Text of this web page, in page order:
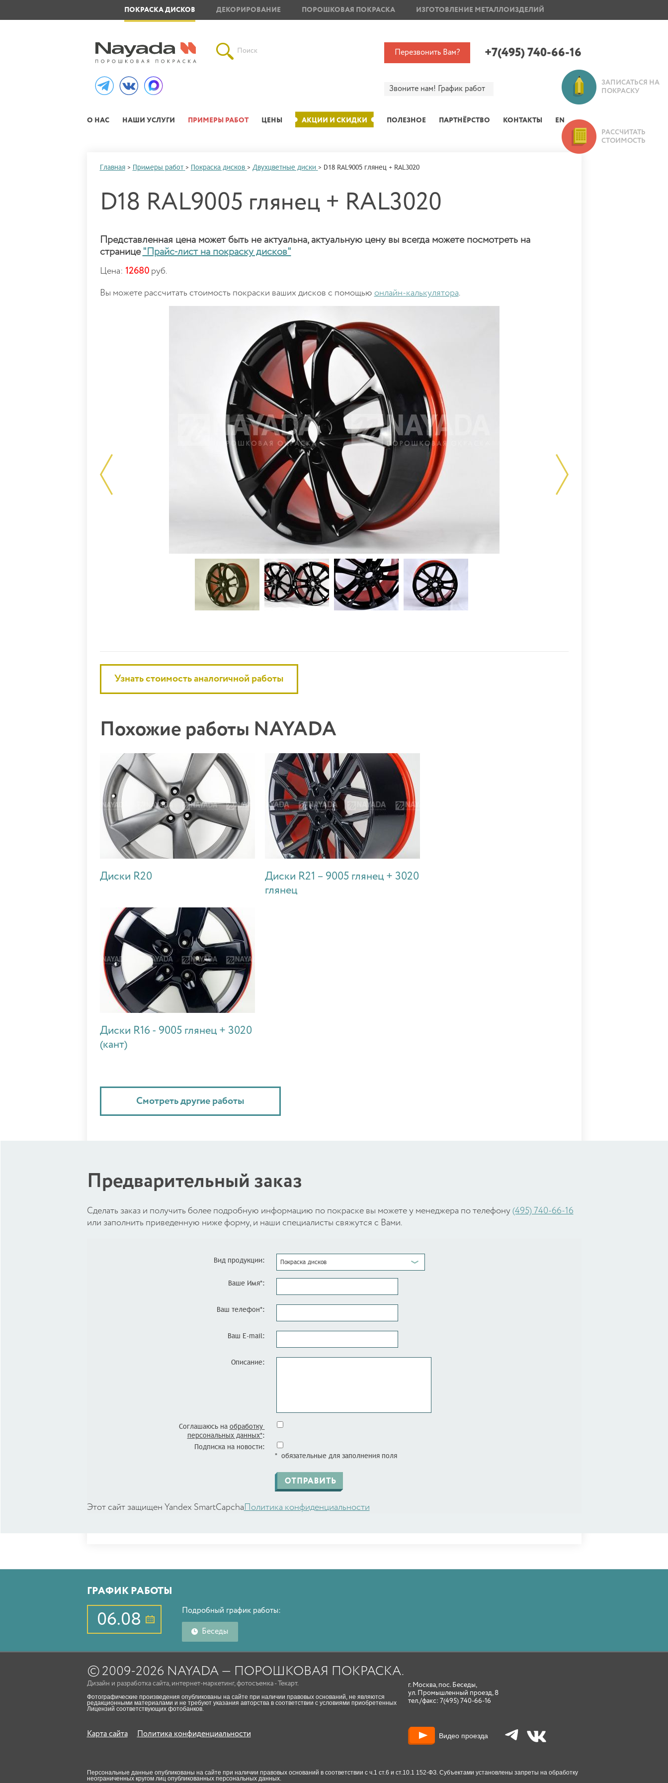
ПОКРАСКА ДИСКОВ ДЕКОРИРОВАНИЕ ПОРОШКОВАЯ ПОКРАСКА ИЗГОТОВЛЕНИЕ МЕТАЛЛОИЗДЕЛИЙ
Поиск Перезвонить Вам? +7(495) 740-66-16
Звоните нам! График работ
О НАС НАШИ УСЛУГИ ПРИМЕРЫ РАБОТ ЦЕНЫ АКЦИИ И СКИДКИ ПОЛЕЗНОЕ ПАРТНЁРСТВО КОНТАКТЫ EN
Главная > Примеры работ > Покраска дисков > Двухцветные диски > D18 RAL9005 глянец + RAL3020
D18 RAL9005 глянец + RAL3020
Представленная цена может быть не актуальна, актуальную цену вы всегда можете посмотреть на
странице "Прайс-лист на покраску дисков"
Цена: 12680руб.
Вы можете рассчитать стоимость покраски ваших дисков с помощью онлайн-калькулятора.
Узнать стоимость аналогичной работы
Похожие работы NAYADA
Диски R20
Диски R21 – 9005 глянец + 3020
глянец
Диски R16 - 9005 глянец + 3020
(кант)
Смотреть другие работы
Предварительный заказ
Cделать заказ и получить более подробную информацию по покраске вы можете у менеджера по телефону (495) 740-66-16
или заполнить приведенную ниже форму, и наши специалисты свяжутся с Вами.
Вид продукции: Покраска дисков
Ваше Имя*:
Ваш телефон*:
Ваш E-mail:
Описание:
Соглашаюсь на обработку
персональных данных*:
Подписка на новости:
* обязательные для заполнения поля
Этот сайт защищен Yandex SmartCapcha Политика конфиденциальности
ЗАПИСАТЬСЯ НА
ПОКРАСКУ
РАССЧИТАТЬ
СТОИМОСТЬ
ГРАФИК РАБОТЫ
06.08 Подробный график работы:
Беседы
© 2009-2026 NAYADA — ПОРОШКОВАЯ ПОКРАСКА.
Дизайн и разработка сайта, интернет-маркетинг,фотосъемка- Текарт.
Фотографические произведения опубликованы на сайте при наличии правовых оснований, не являются
редакционными материалами и не требуют указания авторства в соответствии с условиями приобретенных
Лицензий соответствующих фотобанков.
г. Москва, пос. Беседы,
ул. Промышленный проезд, 8
тел./факс: 7(495) 740-66-16
Карта сайта Политика конфиденциальности Видео проезда
Персональные данные опубликованы на сайте при наличии правовых оснований в соответствии с ч.1 ст.6 и ст.10.1 152-ФЗ. Субъектами установлены запреты на обработку
неограниченных кругом лиц опубликованных персональных данных.